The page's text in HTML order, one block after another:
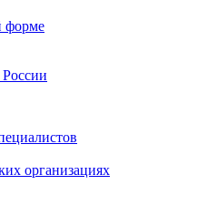
форме
России
организациях